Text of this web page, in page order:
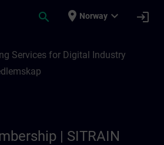
search place Norway expand_more login
Services for Digital Industry
| SITRAIN